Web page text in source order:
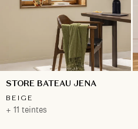
STORE BATEAU JENA
BEIGE
+ 11 teintes